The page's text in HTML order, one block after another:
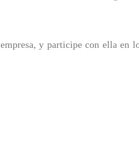
y participe con ella en